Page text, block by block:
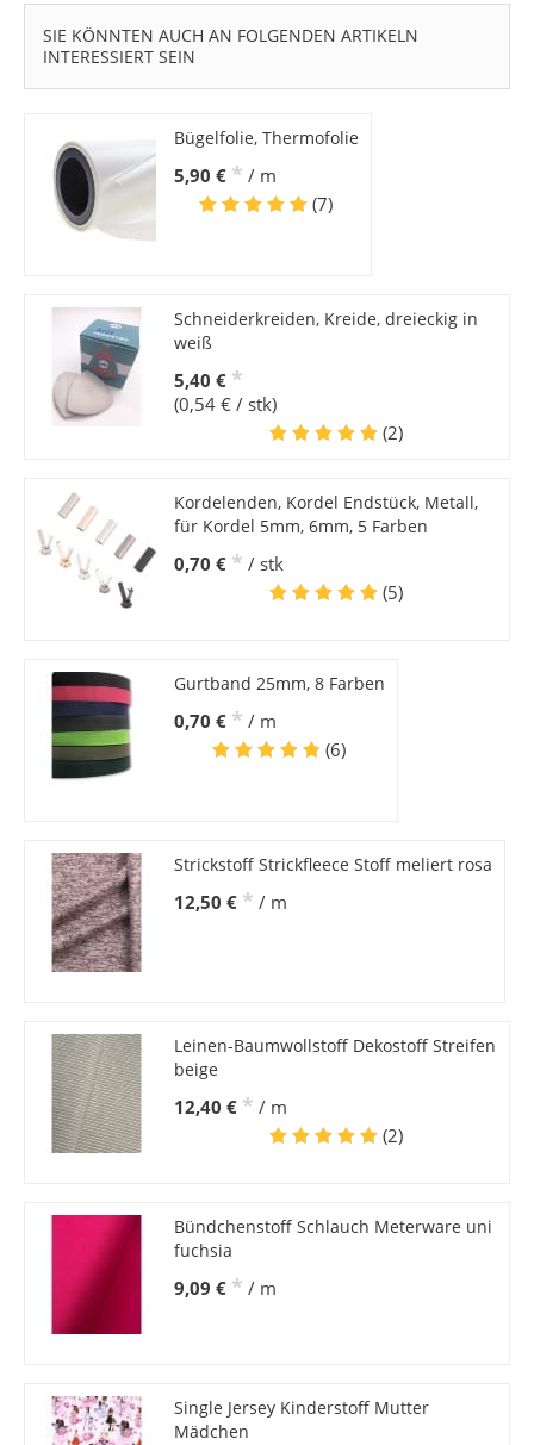
SIE KÖNNTEN AUCH AN FOLGENDEN ARTIKELN
INTERESSIERT SEIN
Bügelfolie, Thermofolie
5,90 € * / m
(7)
Schneiderkreiden, Kreide, dreieckig in
weiß
5,40 € *
(0,54 € / stk)
(2)
Kordelenden, Kordel Endstück, Metall,
für Kordel 5mm, 6mm, 5 Farben
0,70 € * / stk
(5)
Gurtband 25mm, 8 Farben
0,70 € * / m
(6)
Strickstoff Strickfleece Stoff meliert rosa
12,50 € * / m
Leinen-Baumwollstoff Dekostoff Streifen
beige
12,40 € * / m
(2)
Bündchenstoff Schlauch Meterware uni
fuchsia
9,09 € * / m
Single Jersey Kinderstoff Mutter
Mädchen